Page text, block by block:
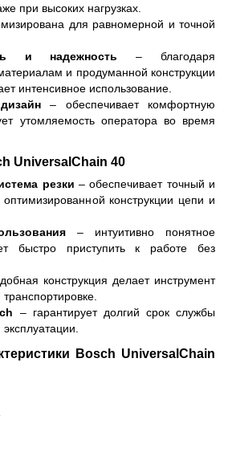
при высоких нагрузках.
для равномерной и точной
и надежность – благодаря
и продуманной конструкции
интенсивное использование.
– обеспечивает комфортную
утомляемость оператора во время
UniversalChain 40
резки – обеспечивает точный и
конструкции цепи и
– интуитивно понятное
быстро приступить к работе без
конструкция делает инструмент
– гарантирует долгий срок службы
Bosch UniversalChain